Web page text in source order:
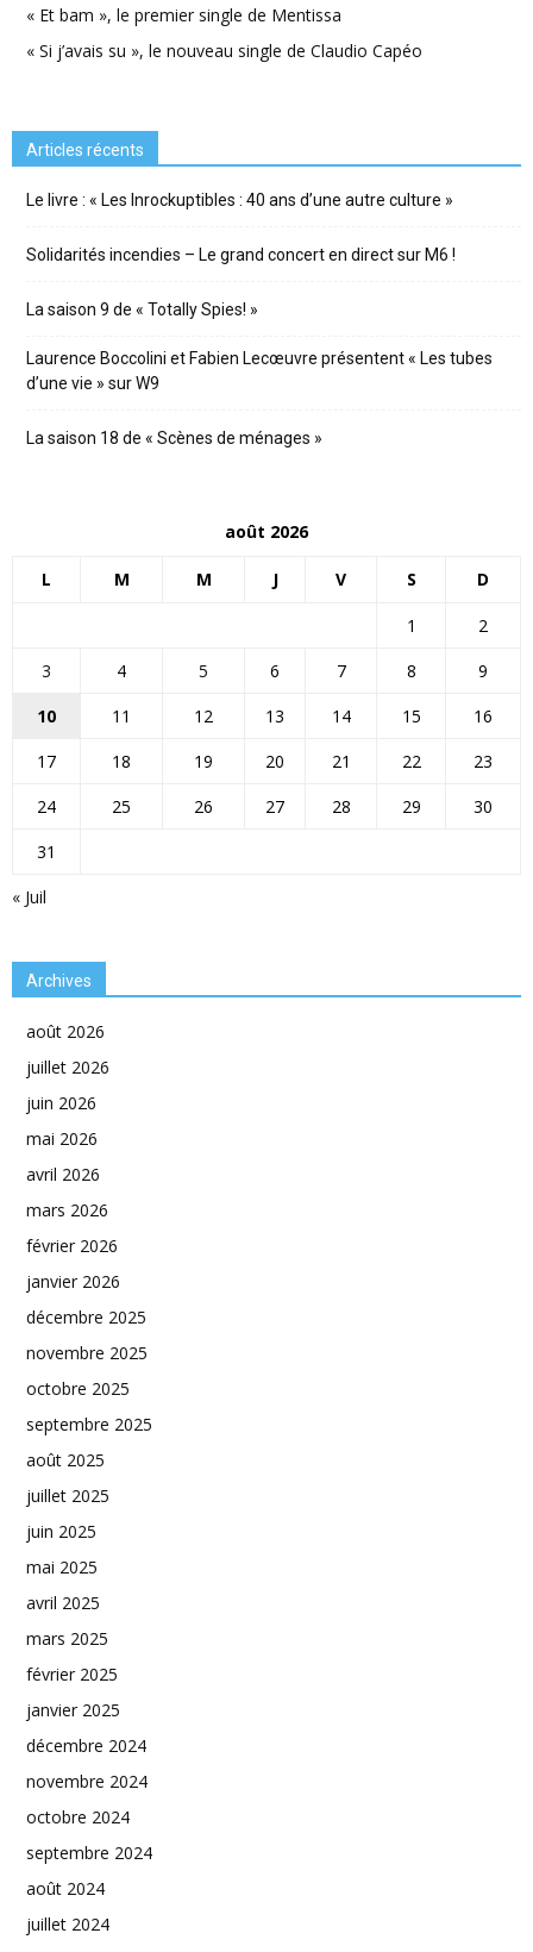
« Et bam », le premier single de Mentissa
« Si j’avais su », le nouveau single de Claudio Capéo
Articles récents
Le livre : « Les Inrockuptibles : 40 ans d’une autre culture »
Solidarités incendies – Le grand concert en direct sur M6 !
La saison 9 de « Totally Spies! »
Laurence Boccolini et Fabien Lecœuvre présentent « Les tubes
d’une vie » sur W9
La saison 18 de « Scènes de ménages »
août 2026
L M M J V S D
« Juil
1
2
3
4 5 6 7 8
9
10
11 12 13 14 15
16
17
18 19 20 21 22
23
24
25 26 27 28 29
30
31
Archives
août 2026
juillet 2026
juin 2026
mai 2026
avril 2026
mars 2026
février 2026
janvier 2026
décembre 2025
novembre 2025
octobre 2025
septembre 2025
août 2025
juillet 2025
juin 2025
mai 2025
avril 2025
mars 2025
février 2025
janvier 2025
décembre 2024
novembre 2024
octobre 2024
septembre 2024
août 2024
juillet 2024